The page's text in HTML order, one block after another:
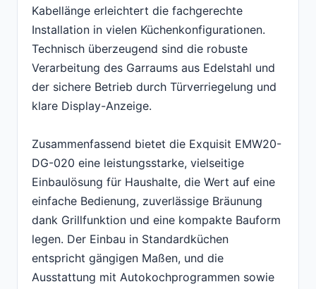
Kabellänge erleichtert die fachgerechte
Installation in vielen Küchenkonfigurationen.
Technisch überzeugend sind die robuste
Verarbeitung des Garraums aus Edelstahl und
der sichere Betrieb durch Türverriegelung und
klare Display-Anzeige.
Zusammenfassend bietet die Exquisit EMW20-
DG-020 eine leistungsstarke, vielseitige
Einbaulösung für Haushalte, die Wert auf eine
einfache Bedienung, zuverlässige Bräunung
dank Grillfunktion und eine kompakte Bauform
legen. Der Einbau in Standardküchen
entspricht gängigen Maßen, und die
Ausstattung mit Autokochprogrammen sowie